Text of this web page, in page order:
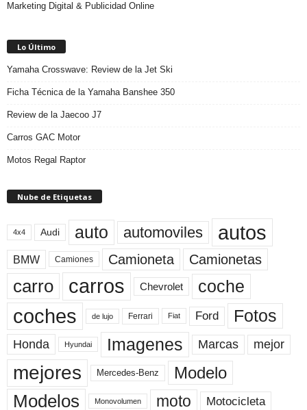
Marketing Digital & Publicidad Online
Lo Último
Yamaha Crosswave: Review de la Jet Ski
Ficha Técnica de la Yamaha Banshee 350
Review de la Jaecoo J7
Carros GAC Motor
Motos Regal Raptor
Nube de Etiquetas
4x4 Audi auto automoviles autos
BMW Camiones Camioneta Camionetas
carro carros Chevrolet coche
coches de lujo Ferrari Fiat Ford Fotos
Honda Hyundai Imagenes Marcas mejor
mejores Mercedes-Benz Modelo
Modelos Monovolumen moto Motocicleta